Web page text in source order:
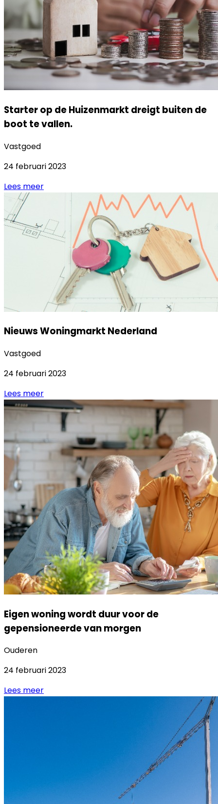
Starter op de Huizenmarkt dreigt buiten de
boot te vallen.
Vastgoed
24 februari 2023
Lees meer
Nieuws Woningmarkt Nederland
Vastgoed
24 februari 2023
Lees meer
Eigen woning wordt duur voor de
gepensioneerde van morgen
Ouderen
24 februari 2023
Lees meer